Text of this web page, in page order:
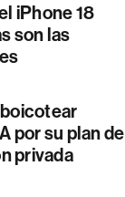
iPhone 18
son las
por su plan de
privada